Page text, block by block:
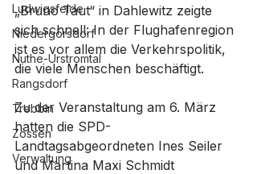
Ludwigsfelde
Niedergörsdorf
Nuthe-Urstromtal
Rangsdorf
Trebbin
Zossen
Verwaltung
„Bruno Taut“ in Dahlewitz zeigte
sich schnell: In der Flughafenregion
ist es vor allem die Verkehrspolitik,
die viele Menschen beschäftigt.
Zu der Veranstaltung am 6. März
hatten die SPD-
Landtagsabgeordneten Ines Seiler
und Martina Maxi Schmidt